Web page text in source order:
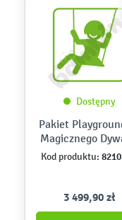
Dostępny
Pakiet
Magicznego
4.0 i Kinebi
Kod produktu:
3 499,90 zł